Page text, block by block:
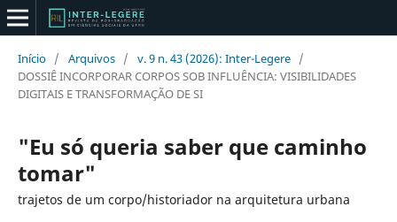
Início / Arquivos / v. 9 n. 43 (2026): Inter-Legere /
DOSSIÊ INCORPORAR CORPOS SOB INFLUÊNCIA: VISIBILIDADES
DIGITAIS E TRANSFORMAÇÃO DE SI
"Eu só queria saber que caminho
tomar"
trajetos de um corpo/historiador na arquitetura urbana